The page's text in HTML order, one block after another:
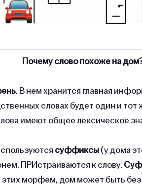
Почему слово похоже на
. В нем хранится главная
словах будет один и
имеют общее лексическое
суффиксы(у дома
ПРИстраиваются к слову.
морфем, дом может быть без